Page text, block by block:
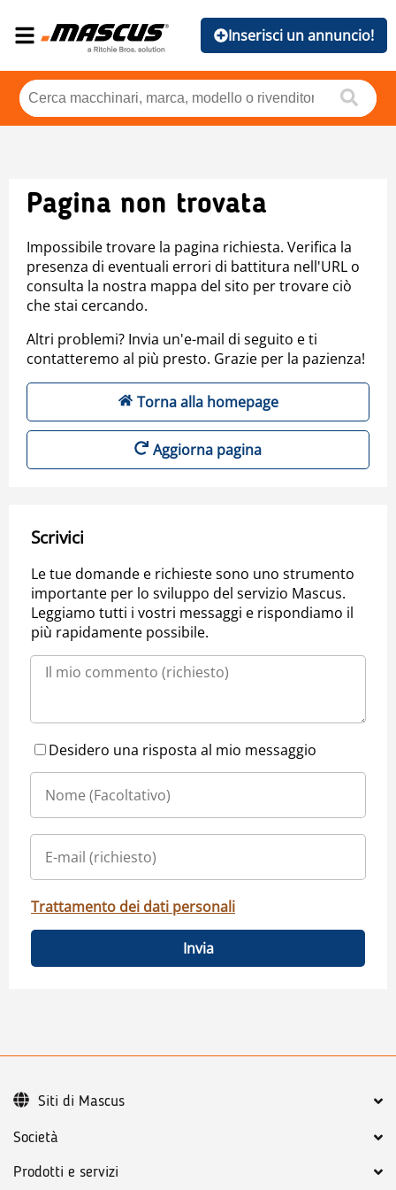
Inserisci un annuncio!
Pagina non trovata
Impossibile trovare la pagina richiesta. Verifica la
presenza di eventuali errori di battitura nell'URL o
consulta la nostra mappa del sito per trovare ciò
che stai cercando.
Altri problemi? Invia un'e-mail di seguito e ti
contatteremo al più presto. Grazie per la pazienza!
Torna alla homepage
Aggiorna pagina
Scrivici
Le tue domande e richieste sono uno strumento
importante per lo sviluppo del servizio Mascus.
Leggiamo tutti i vostri messaggi e rispondiamo il
più rapidamente possibile.
Desidero una risposta al mio messaggio
Trattamento dei dati personali
Invia
Società
Prodotti e servizi
Siti di Mascus